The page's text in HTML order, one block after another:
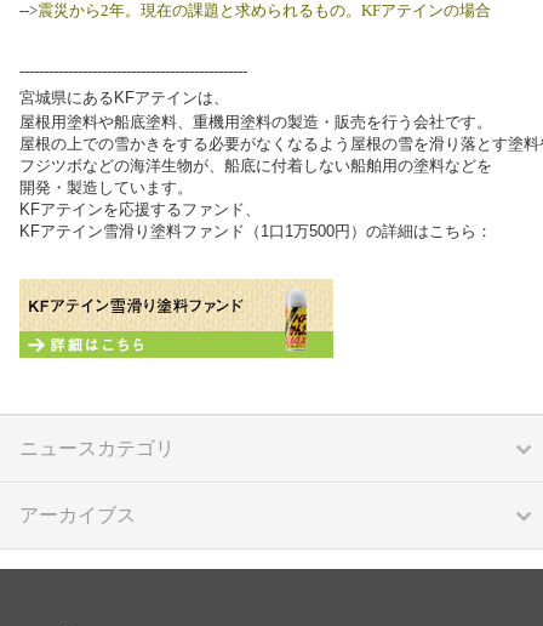
-->震災から2年。現在の課題と求められるもの。 KFアテインの場合
-----------------------------------------------
宮城県にあるKFアテインは、
屋根用塗料や船底塗料、重機用塗料の製造・販売を行う会社です。
屋根の上での雪かきをする必要がなくなるよう屋根の雪を滑り落とす塗料
フジツボなどの海洋生物が、船底に付着しない船舶用の塗料などを
開発・製造しています。
KFアテインを応援するファンド、
KFアテイン雪滑り塗料ファンド（1口1万500円）の詳細はこちら：
ニュースカテゴリ
アーカイブス